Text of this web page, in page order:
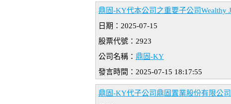
鼎固-KY代本公司之重要子公司Wealthy
日期：2025-07-15
股票代號：2923
公司名稱： 鼎固-KY
發言時間：2025-07-15 18:17:55
鼎固-KY代子公司鼎固置業股份有限公